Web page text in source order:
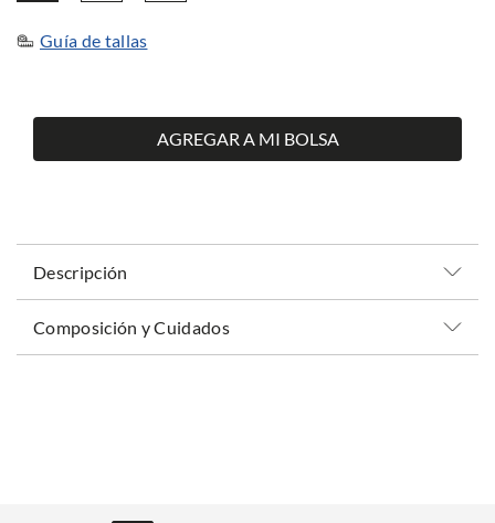
Guía de tallas
AGREGAR A MI BOLSA
Descripción
Composición y Cuidados